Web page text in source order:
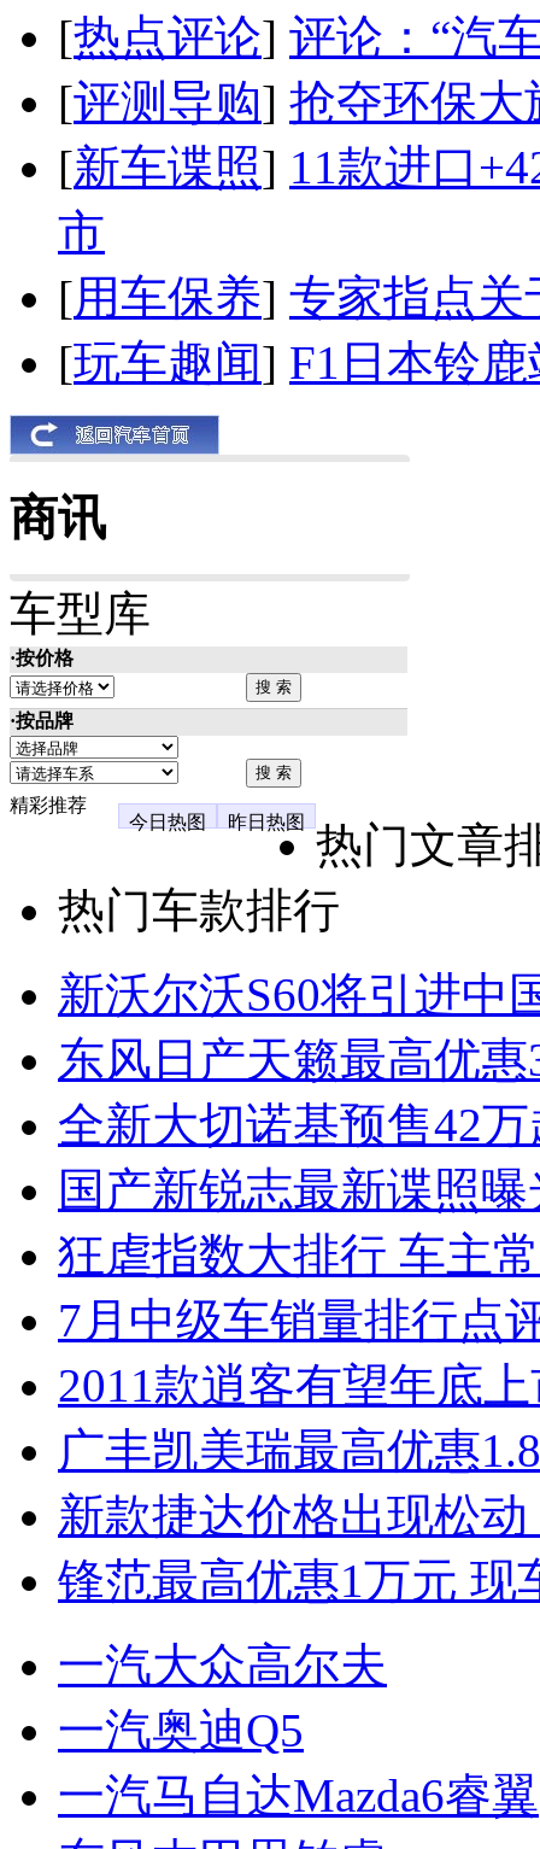
[热点评论] 评论：“汽
[评测导购] 抢夺环保大
[新车谍照] 11款进口
市
[用车保养] 专家指点关
[玩车趣闻] F1日本铃
商讯
车型库
·按价格
·按品牌
精彩推荐
今日热图
昨日热图
热门文章
热门车款排行
新沃尔沃S60将引进中
东风日产天籁最高优
全新大切诺基预售42
国产新锐志最新谍照
狂虐指数大排行 车主
7月中级车销量排行点
2011款逍客有望年底
广丰凯美瑞最高优惠
新款捷达价格出现松
锋范最高优惠1万元 现
一汽大众高尔夫
一汽奥迪Q5
一汽马自达Mazda6睿翼